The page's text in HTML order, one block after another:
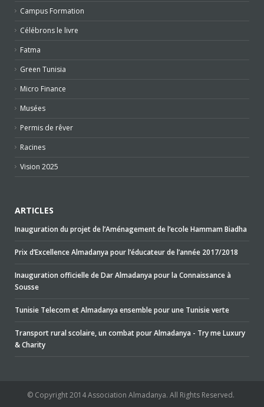
Campus Formation
Célébrons le livre
Fatma
Green Tunisia
Micro Finance
Musées
Permis de rêver
Racines
Vision 2025
ARTICLES
Inauguration du projet de l’Aménagement de l’ecole Hammam Biadha
Prix d’Excellence Almadanya pour l’éducateur de l’année 2017/2018
Inauguration officielle de Dar Almadanya pour la Connaissance à
Sousse
Tunisie Telecom et Almadanya ensemble pour une Tunisie verte
Transport rural scolaire, un combat pour Almadanya - Try me Luxury
& Charity
© Copyright 2014 Association Almadanya. All Rights Reserved.